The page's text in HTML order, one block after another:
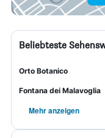
Beliebteste
Orto Botanico
Fontana dei Malavoglia
Mehr anzeigen